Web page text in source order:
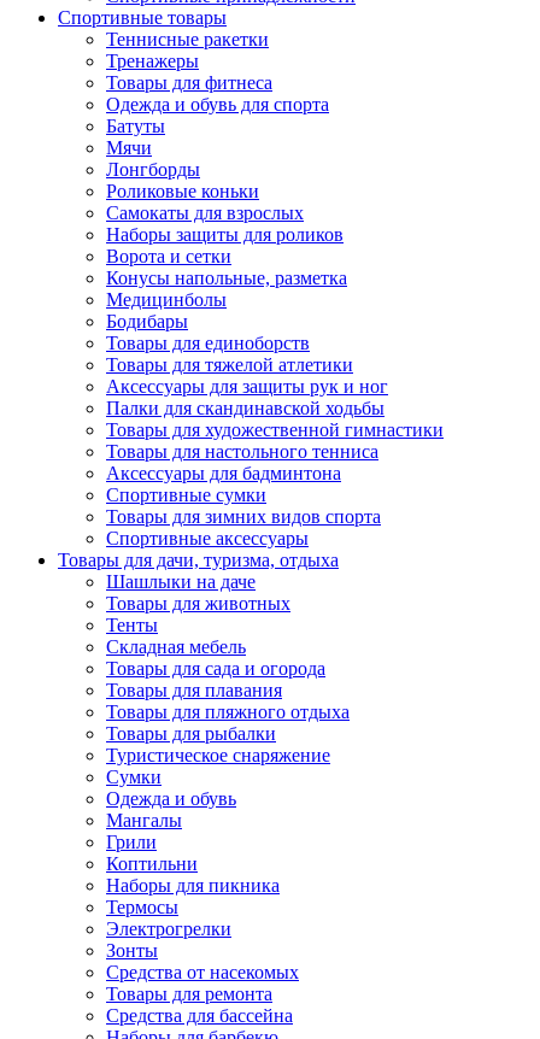
Спортивные товары
Теннисные ракетки
Тренажеры
Товары для фитнеса
Одежда и обувь для спорта
Батуты
Мячи
Лонгборды
Роликовые коньки
Самокаты для взрослых
Наборы защиты для роликов
Ворота и сетки
Конусы напольные, разметка
Медицинболы
Бодибары
Товары для единоборств
Товары для тяжелой атлетики
Аксессуары для защиты рук и ног
Палки для скандинавской ходьбы
Товары для художественной гимнастики
Товары для настольного тенниса
Аксессуары для бадминтона
Спортивные сумки
Товары для зимних видов спорта
Спортивные аксессуары
Товары для дачи, туризма, отдыха
Шашлыки на даче
Товары для животных
Тенты
Складная мебель
Товары для сада и огорода
Товары для плавания
Товары для пляжного отдыха
Товары для рыбалки
Туристическое снаряжение
Сумки
Одежда и обувь
Мангалы
Грили
Коптильни
Наборы для пикника
Термосы
Электрогрелки
Зонты
Средства от насекомых
Товары для ремонта
Средства для бассейна